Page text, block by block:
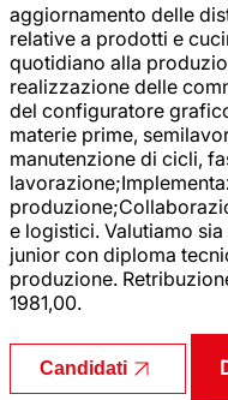
aggiornamento delle
relative a prodotti e
quotidiano alla
realizzazione delle
del configuratore
materie prime,
manutenzione di cicli,
e logistici. Valutiamo
junior con diploma
produzione.
1981,00.
Candidati